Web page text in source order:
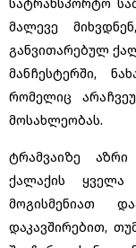
სატრანსპორტო
მალევე
განვითარებულ
მანჩესტერში,
რომელიც
მოსახლეობას.
ტრამვაიზე
ქალაქის
მოგისმენიათ
დაკავშირებით,